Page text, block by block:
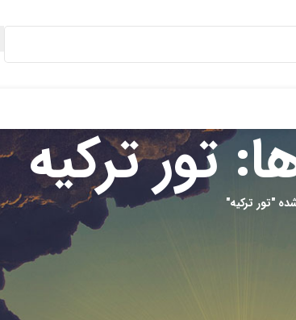
تور ترکیه"تور ترکیه"
دانستنی سفر
دسته‌بندی نشده